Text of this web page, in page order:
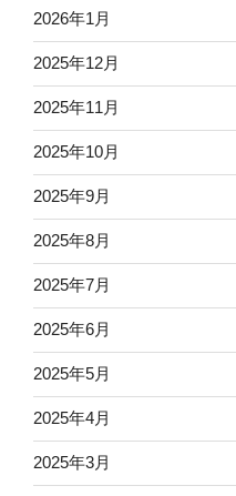
2026年1月
2025年12月
2025年11月
2025年10月
2025年9月
2025年8月
2025年7月
2025年6月
2025年5月
2025年4月
2025年3月